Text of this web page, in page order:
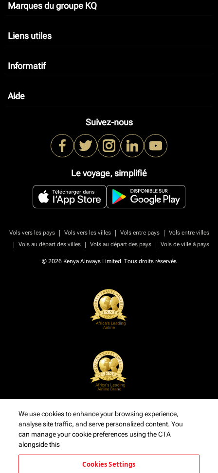
Marques du groupe KQ
keyboard_arrow_down
Liens utiles
keyboard_arrow_down
Informatif
keyboard_arrow_down
Aide
keyboard_arrow_down
Suivez-nous
Le voyage, simplifié
Vols vers les pays | Vols vers les villes | Vols entre pays |
Vols entre villes
|
Vols au départ des villes | Vols au départ des pays | Vols de ville à pays
© 2026 Kenya Airways Limited. Tous droits réservés
We use cookies to enhance your browsing experience,
analyse site traffic, and serve personalized content. You
can manage your cookie preferences using the CTA
alongside this
Cookies Settings